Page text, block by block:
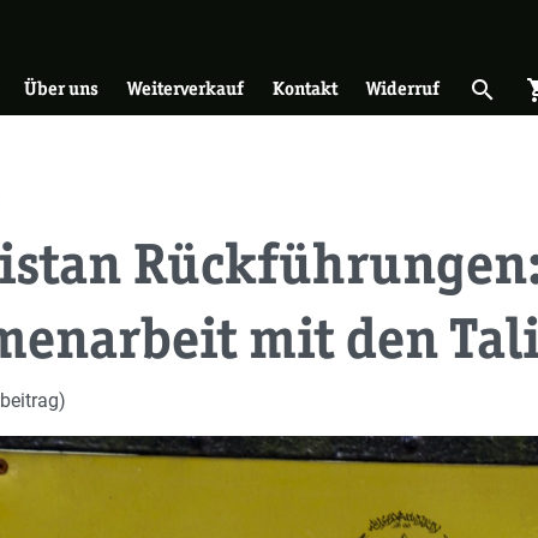
Über uns Weiterverkauf Kontakt Widerruf Suche
search
mit den